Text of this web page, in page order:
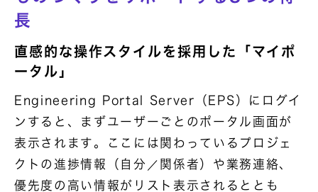
長
直感的な操作スタイルを採用した「マイポ
ータル」
Engineering Portal Server（EPS）にログイ
ンすると、まずユーザーごとのポータル画面が
表示されます。ここには関わっているプロジェ
クトの進捗情報（自分／関係者）や業務連絡、
優先度の高い情報がリスト表示されるととも